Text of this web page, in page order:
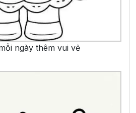
ngày thêm vui vẻ